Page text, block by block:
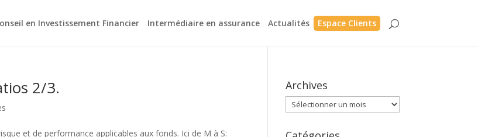
en Investissement Financier Intermédiaire en assurance Actualités Espace Clients
2/3.
et de performance applicables aux fonds. Ici de M à S:
Archives
Archives